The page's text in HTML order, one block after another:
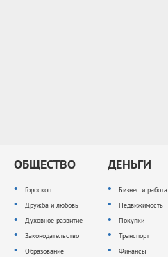
ОБЩЕСТВО
Гороскоп
Дружба и любовь
Духовное развитие
Законодательство
Образование
ДЕНЬГИ
Бизнес и работа
Недвижимость
Покупки
Транспорт
Финансы